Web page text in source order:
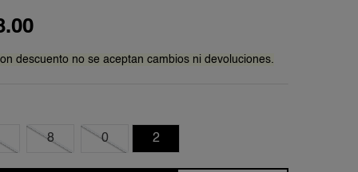
.00
descuento no se aceptan cambios ni devoluciones.
8 0 2